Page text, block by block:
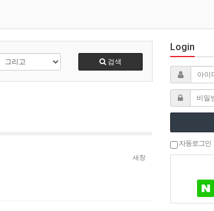
검색
새창
Login
자동로그인